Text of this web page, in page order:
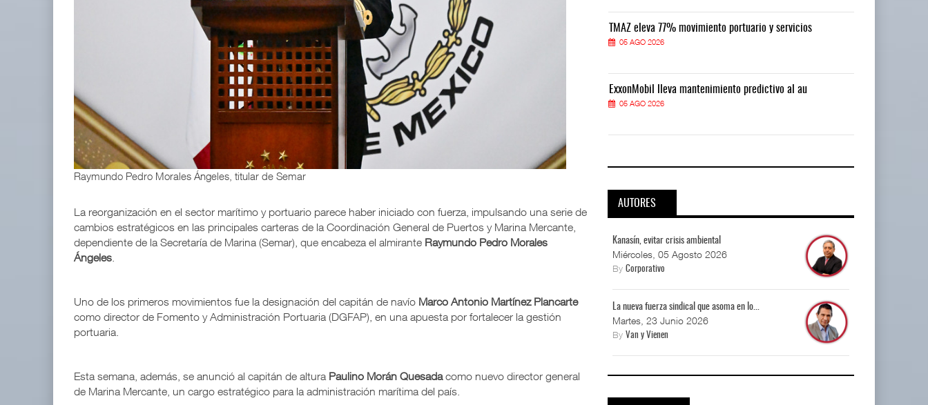
Raymundo Pedro Morales Ángeles, titular de Semar
La reorganización en el sector marítimo y portuario parece haber iniciado con fuerza, impulsando una serie de
cambios estratégicos en las principales carteras de la Coordinación General de Puertos y Marina Mercante,
dependiente de la Secretaría de Marina (Semar), que encabeza el almirante Raymundo Pedro Morales
Ángeles
Uno de los primeros movimientos fue la designación del capitán de navío Marco Antonio Martínez Plancarte
como director de Fomento y Administración Portuaria (DGFAP), en una apuesta por fortalecer la gestión
portuaria.
Esta semana, además, se anunció al capitán de altura Paulino Morán Quesadacomo nuevo director general
de Marina Mercante, un cargo estratégico para la administración marítima del país.
TMAZ eleva 77% movimiento portuario y servicios
ExxonMobil lleva mantenimiento predictivo al au
TMAZ eleva 77% movimiento portuario y servicios
05 AGO 2026
ExxonMobil lleva mantenimiento predictivo al au
05 AGO 2026
TMAZ eleva 77% movimiento portuario y servicios
05 AGO 2026
ExxonMobil lleva mantenimiento predictivo al au
05 AGO 2026
AUTORES
Kanasín, evitar crisis ambiental
Miércoles, 05 Agosto 2026
ByCorporativo
La nueva fuerza sindical que asoma en lo...
Martes, 23 Junio 2026
ByVan y Vienen